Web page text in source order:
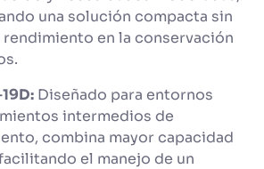
una solución compacta sin
en la conservación
Diseñado para entornos
intermedios de
combina mayor capacidad
el manejo de un